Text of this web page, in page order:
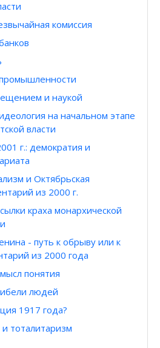
комиссия
и наукой
на начальном этапе
власти
г.: демократия и
и Октябрьская
из 2000 г.
краха монархической
- путь к обрыву или к
из 2000 года
понятия
людей
1917 года?
тоталитаризм